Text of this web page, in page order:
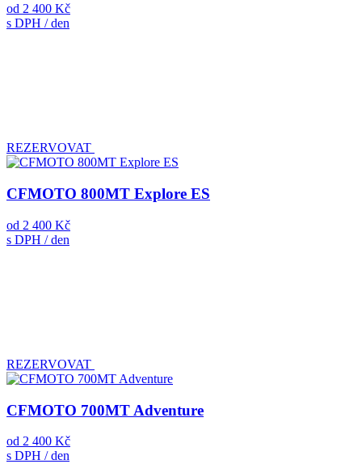
od 2 400 Kč
s DPH / den
REZERVOVAT
CFMOTO 800MT Explore ES
od 2 400 Kč
s DPH / den
REZERVOVAT
CFMOTO 700MT Adventure
od 2 400 Kč
s DPH / den